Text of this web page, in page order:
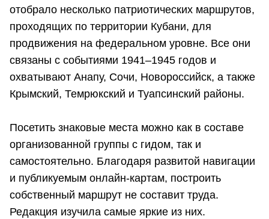
отобрало несколько патриотических маршрутов,
проходящих по территории Кубани, для
продвижения на федеральном уровне. Все они
связаны с событиями 1941–1945 годов и
охватывают Анапу, Сочи, Новороссийск, а также
Крымский, Темрюкский и Туапсинский районы.
Посетить знаковые места можно как в составе
организованной группы с гидом, так и
самостоятельно. Благодаря развитой навигации
и публикуемым онлайн-картам, построить
собственный маршрут не составит труда.
Редакция изучила самые яркие из них.